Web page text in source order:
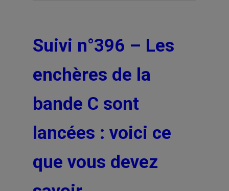
Suivi n°396 – Les
enchères de la
bande C sont
lancées : voici ce
que vous devez